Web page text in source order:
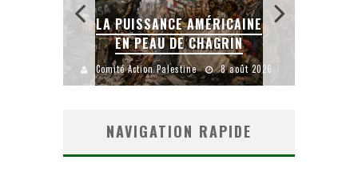
LA PUISSANCE AMÉRICAINE
EN PEAU DE CHAGRIN
Comité Action Palestine 8 août 2026
NAVIGATION RAPIDE